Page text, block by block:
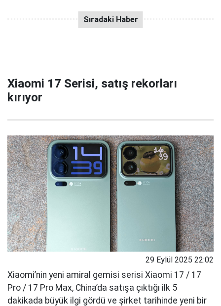
Xiaomi 17 Serisi, satış rekorları
kırıyor
29 Eylül 2025 22:02
Xiaomi’nin yeni amiral gemisi serisi Xiaomi 17 / 17
Pro / 17 Pro Max, China’da satışa çıktığı ilk 5
dakikada büyük ilgi gördü ve şirket tarihinde yeni bir